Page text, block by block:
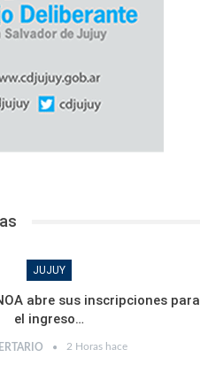
JUJUY
abre sus inscripciones para
el ingreso…
2 Horas hace